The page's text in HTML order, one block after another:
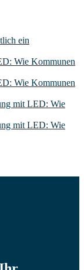
ein
Wie Kommunen
Wie Kommunen
mit LED: Wie
mit LED: Wie